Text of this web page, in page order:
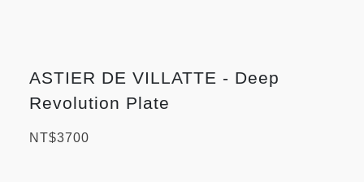
ASTIER DE VILLATTE - Deep
Revolution Plate
NT$3700